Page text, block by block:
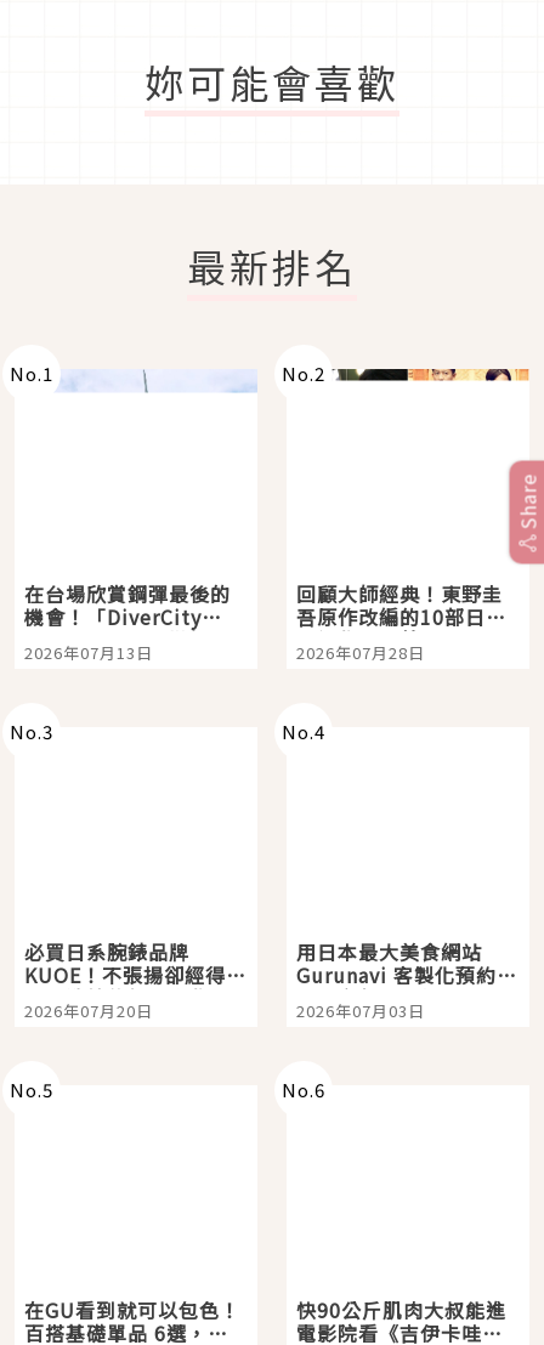
妳可能會喜歡
最新排名
No.1
在台場欣賞鋼彈最後的
機會！「DiverCity
Tokyo Plaza」搭船、
購物、美食及夜景，一
2026年07月13日
No.2
回顧大師經典！東野圭
吾原作改編的10部日本
影視作品推薦
2026年07月28日
No.3
必買日系腕錶品牌
KUOE！不張揚卻經得起
時間洗鍊的經典之作五
選
2026年07月20日
No.4
用日本最大美食網站
Gurunavi 客製化預約九
大都市餐廳，打造專屬
美食體驗！
2026年07月03日
No.5
在GU看到就可以包色！
百搭基礎單品 6選，閉
No.6
快90公斤肌肉大叔能進
電影院看《吉伊卡哇》
Share